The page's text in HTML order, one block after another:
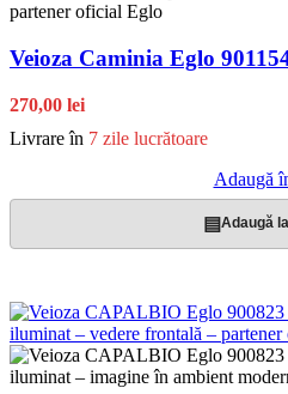
Veioza Caminia Eglo
270,00 lei
Livrare în 7 zile lucrătoare
Adaugă
▤Adaugă